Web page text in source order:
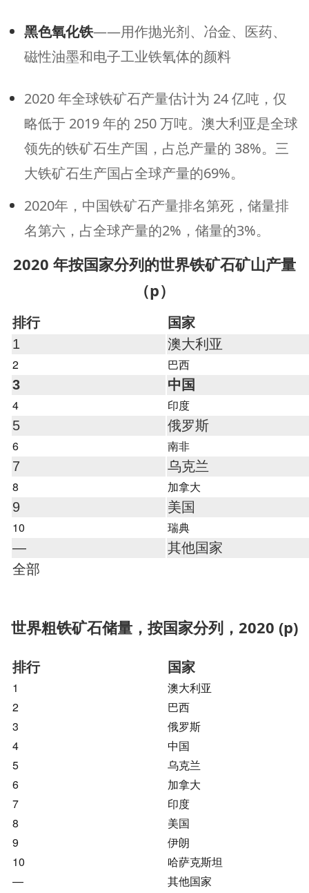
黑色氧化铁——用作抛光剂、冶金、医药、
磁性油墨和电子工业铁氧体的颜料
2020 年全球铁矿石产量估计为 24 亿吨，仅
略低于 2019 年的 250 万吨。澳大利亚是全球
领先的铁矿石生产国，占总产量的 38%。 三
大铁矿石生产国占全球产量的69%。
2020年，中国铁矿石产量排名第死，储量排
名第六，占全球产量的2%，储量的3%。
2020 年按国家分列的世界铁矿石矿山产量
（p）
排行
国家
1
澳大利亚
2 巴西
3 中国
4 印度
5 俄罗斯
6 南非
7 乌克兰
8 加拿大
9 美国
10 瑞典
—
其他国家
全部
世界粗铁矿石储量，按国家分列，2020 (p)
排行 国家
1
澳大利亚
2
巴西
3
俄罗斯
4
中国
5
乌克兰
6
加拿大
7
印度
8
美国
9
伊朗
10
哈萨克斯坦
—
其他国家